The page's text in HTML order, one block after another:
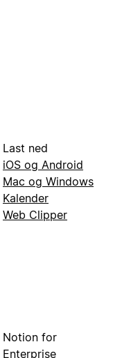
Last ned
iOS og Android
Mac og Windows
Kalender
Web Clipper
Notion for
Enterprise